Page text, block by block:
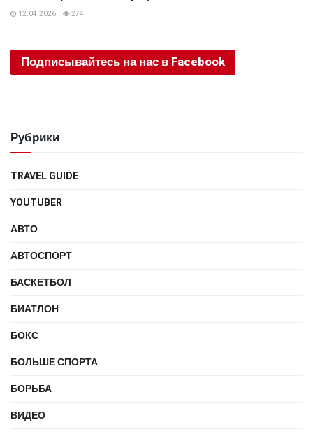
12.04.2026 274
Подписывайтесь на нас в Facebook
Рубрики
TRAVEL GUIDE
YOUTUBER
АВТО
АВТОСПОРТ
БАСКЕТБОЛ
БИАТЛОН
БОКС
БОЛЬШЕ СПОРТА
БОРЬБА
ВИДЕО